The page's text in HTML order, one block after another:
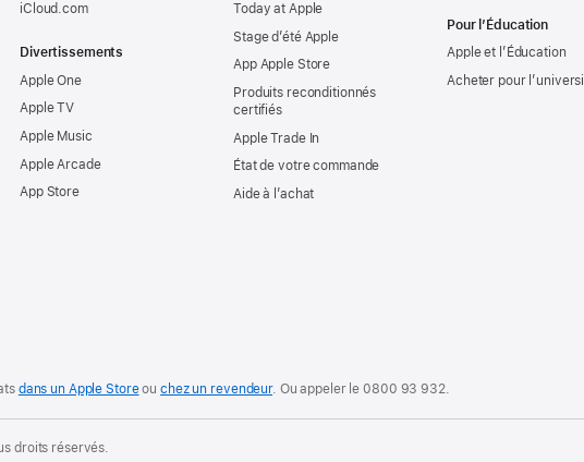
iCloud.com
Divertissements
Apple One
Apple TV
Apple Music
Apple Arcade
App Store
Today at Apple
Stage d’été Apple
App Apple Store
Produits reconditionnés
certifiés
Apple Trade In
État de votre commande
Aide à l’achat
Pour l’Éducation
Apple et l’Éducation
Acheter pour
dans un Apple Storeouchez un revendeur. Ouappeler le0800 93 932.
droits réservés.